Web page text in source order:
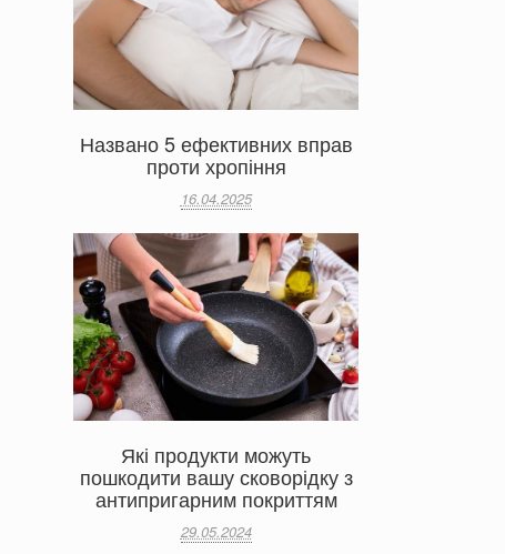
Названо 5 ефективних вправ
проти хропіння
16.04.2025
Які продукти можуть
пошкодити вашу сковорідку з
антипригарним покриттям
29.05.2024